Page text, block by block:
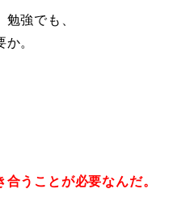
強でも、
。
うことが必要なんだ。